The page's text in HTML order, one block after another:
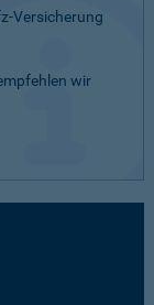
Versicherung
wir